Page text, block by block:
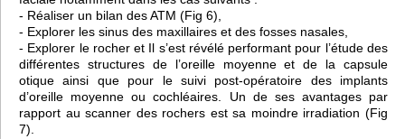
- Réaliser un bilan des ATM (Fig 6),
- Explorer les sinus des maxillaires et des fosses nasales,
- Explorer le rocher et Il s’est révélé performant pour l’étude des
différentes structures de l’oreille moyenne et de la capsule
otique ainsi que pour le suivi post-opératoire des implants
d’oreille moyenne ou cochléaires. Un de ses avantages par
rapport au scanner des rochers est sa moindre irradiation (Fig
7).